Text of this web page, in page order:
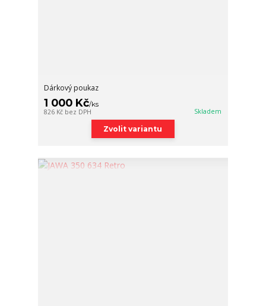
Dárkový poukaz
1 000 Kč/ks
826 Kč bez DPH Skladem
Zvolit variantu